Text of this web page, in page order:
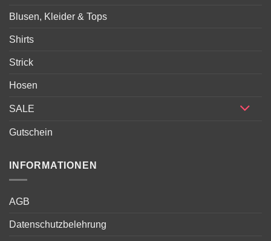
Blusen, Kleider & Tops
Shirts
Strick
Hosen
SALE
Gutschein
INFORMATIONEN
AGB
Datenschutzbelehrung